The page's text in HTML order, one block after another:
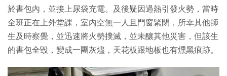
於書包內，並接上尿袋充電。及後疑因過熱引發火勢，當時
全班正在上外堂課，室內空無一人且門窗緊閉，所幸其他師
生及時察覺，並迅速將火勢撲滅，並未釀其他災害，但該生
的書包全毀，變成一團灰燼，天花板跟地板也有燻黑痕跡。